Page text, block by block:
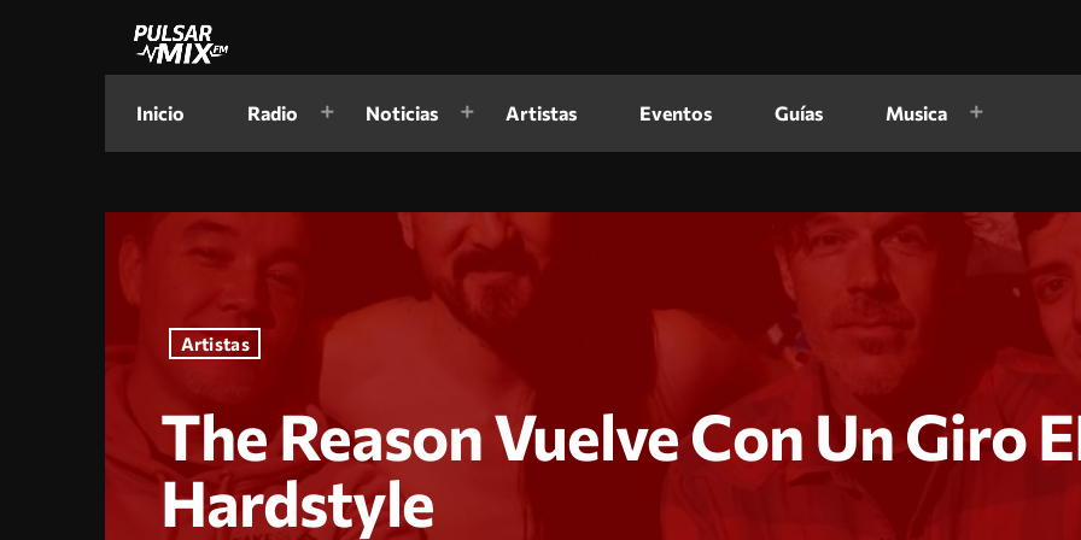
Inicio Radio Noticias Artistas Eventos Guías Musica
Artistas
The Reason Vuelve Con Un Giro
Hardstyle